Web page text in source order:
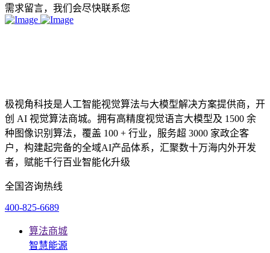
需求留言，我们会尽快联系您
极视角科技是人工智能视觉算法与大模型解决方案提供商，开
创 AI 视觉算法商城。拥有高精度视觉语言大模型及 1500 余
种图像识别算法，覆盖 100 + 行业，服务超 3000 家政企客
户，构建起完备的全域AI产品体系，汇聚数十万海内外开发
者，赋能千行百业智能化升级
全国咨询热线
400-825-6689
算法商城
智慧能源